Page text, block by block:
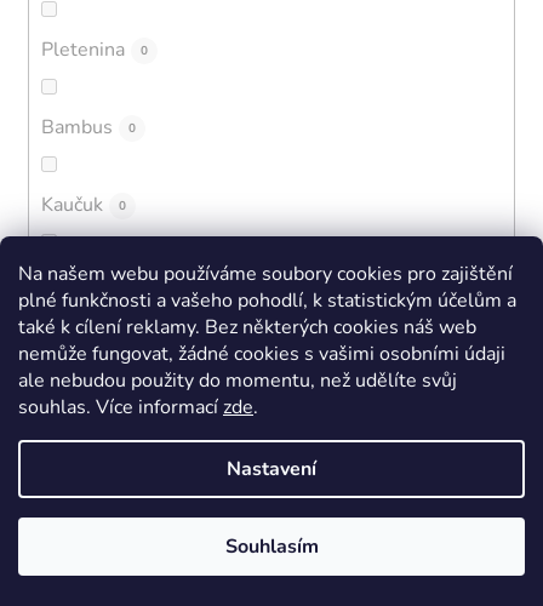
Na našem webu používáme soubory cookies pro zajištění
plné funkčnosti a vašeho pohodlí, k statistickým účelům a
také k cílení reklamy. Bez některých cookies náš web
nemůže fungovat, žádné cookies s vašimi osobními údaji
ale nebudou použity do momentu, než udělíte svůj
souhlas. Více informacízde.
Nastavení
Souhlasím
Pletenina 0
Bambus 0
Kaučuk 0
EVA + BLOOM 0
Polyamidové mikrovlákno 0
Syntetická kůže 0
Mikrovlákno 0